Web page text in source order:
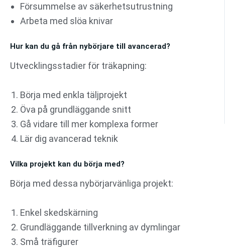
Försummelse av säkerhetsutrustning
Arbeta med slöa knivar
Hur kan du gå från nybörjare till avancerad?
Utvecklingsstadier för träkapning:
Börja med enkla täljprojekt
Öva på grundläggande snitt
Gå vidare till mer komplexa former
Lär dig avancerad teknik
Vilka projekt kan du börja med?
Börja med dessa nybörjarvänliga projekt:
Enkel skedskärning
Grundläggande tillverkning av dymlingar
Små träfigurer